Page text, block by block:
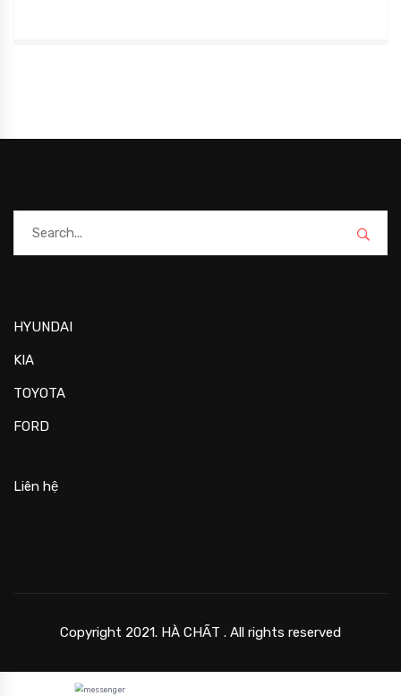
HYUNDAI
KIA
TOYOTA
FORD
Liên hệ
Copyright 2021. HÀ CHẤT . All rights reserved